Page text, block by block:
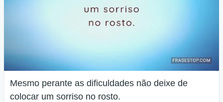
Mesmo perante as dificuldades não deixe de
colocar um sorriso no rosto.